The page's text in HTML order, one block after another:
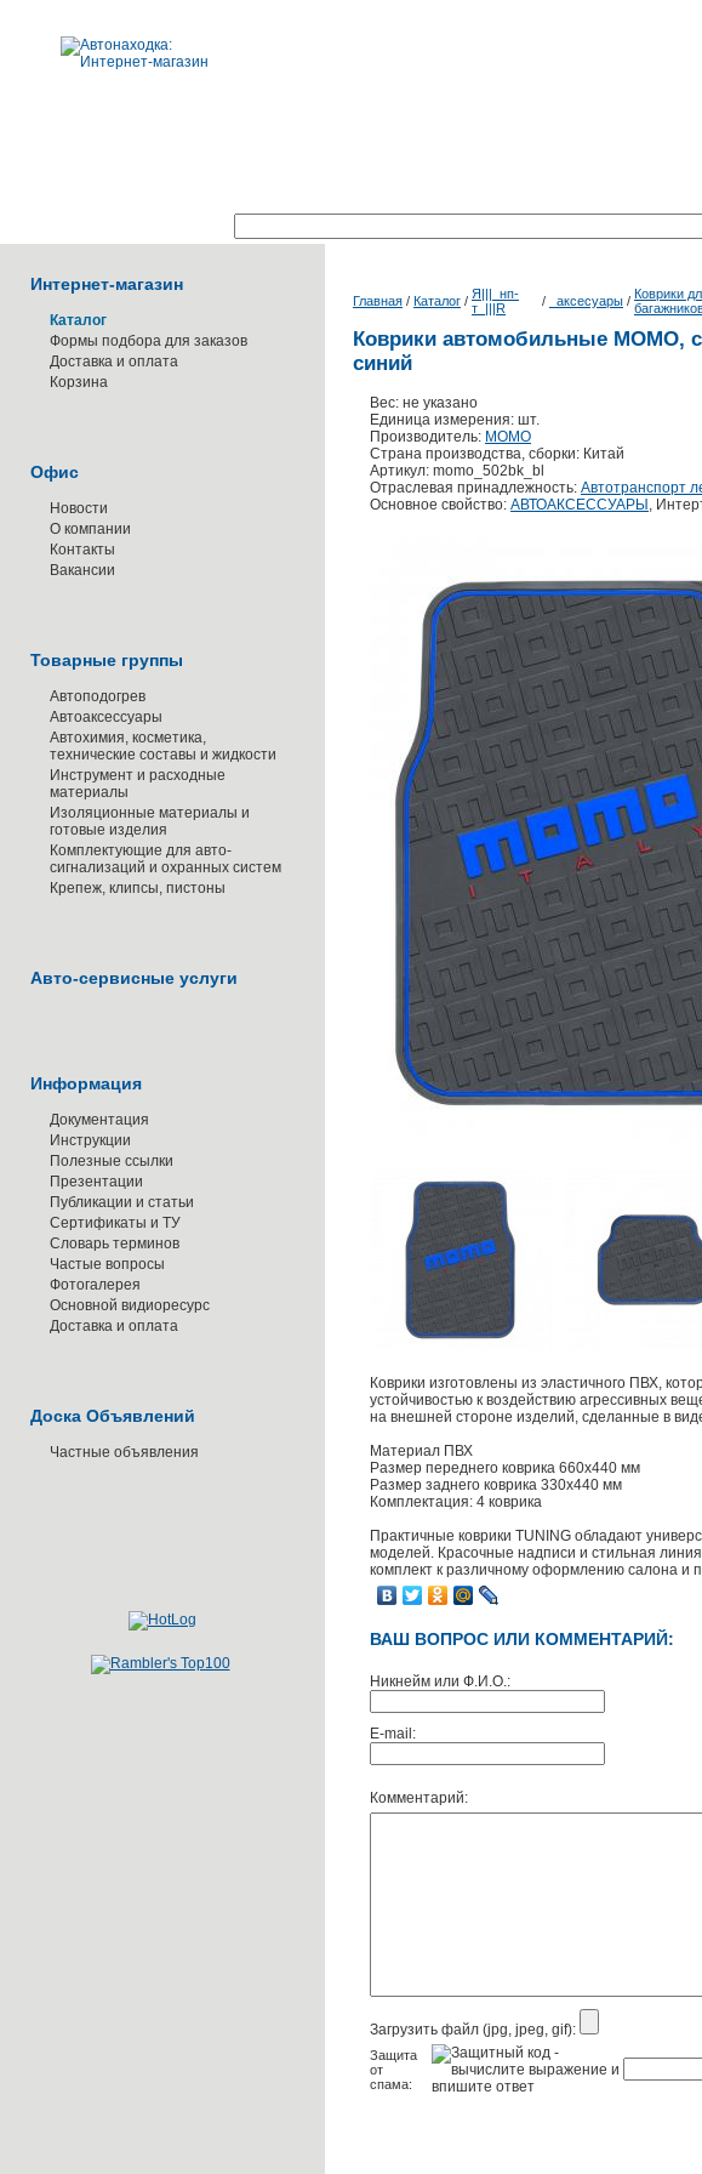
Интернет-магазин
Каталог
Формы подбора для заказов
Доставка и оплата
Корзина
Офис
Новости
О компании
Контакты
Вакансии
Товарные группы
Автоподогрев
Автоаксессуары
Автохимия, косметика,
технические составы и жидкости
Инструмент и расходные
материалы
Изоляционные материалы и
готовые изделия
Комплектующие для авто-
сигнализаций и охранных систем
Крепеж, клипсы, пистоны
Авто-сервисные услуги
Информация
Документация
Инструкции
Полезные ссылки
Презентации
Публикации и статьи
Сертификаты и ТУ
Словарь терминов
Частые вопросы
Фотогалерея
Основной видиоресурс
Доставка и оплата
Доска Объявлений
Частные объявления
Главная / Каталог / Я|||_нп-
т_|||R
/ _аксесуары / Коврики
Коврики автомобильные MOMO,
синий
Вес: не указано
Единица измерения: шт.
Производитель: MOMO
Страна производства, сборки: Китай
Артикул: momo_502bk_bl
Отраслевая принадлежность: Автотранспорт
Основное свойство: АВТОАКСЕССУАРЫ ,
Коврики изготовлены из эластичного ПВХ,
устойчивостью к воздействию агрессивных
на внешней стороне изделий, сделанные в
Материал ПВХ
Размер переднего коврика 660x440 мм
Размер заднего коврика 330x440 мм
Комплектация: 4 коврика
Практичные коврики TUNING обладают
моделей. Красочные надписи и стильная
комплект к различному оформлению салона и
ВАШ ВОПРОС ИЛИ КОММЕНТАРИЙ:
Никнейм или Ф.И.О.:
E-mail:
Комментарий:
Загрузить файл (jpg, jpeg, gif):
Защита
от
спама: